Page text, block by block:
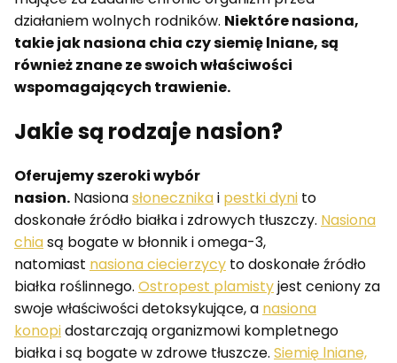
działaniem wolnych rodników. Niektóre nasiona,
takie jak nasiona chia czy siemię lniane, są
również znane ze swoich właściwości
wspomagających trawienie.
Jakie są rodzaje nasion?
Oferujemy szeroki wybór
nasion. Nasionasłonecznikai pestki dyni to
doskonałe źródło białka i zdrowych tłuszczy. Nasiona
chiasą bogate w błonnik i omega-3,
natomiast nasiona ciecierzycy to doskonałe źródło
białka roślinnego. Ostropest plamistyjest ceniony za
swoje właściwości detoksykujące, a nasiona
konopidostarczają organizmowi kompletnego
białka i są bogate w zdrowe tłuszcze. Siemię lniane,